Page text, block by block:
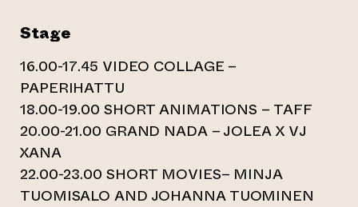
Stage
16.00-17.45 VIDEO COLLAGE –
PAPERIHATTU
18.00-19.00 SHORT ANIMATIONS – TAFF
20.00-21.00 GRAND NADA – JOLEA X VJ
XANA
22.00-23.00 SHORT MOVIES– MINJA
TUOMISALO AND JOHANNA TUOMINEN